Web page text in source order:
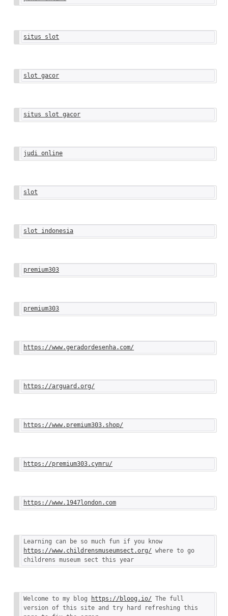
situs slot
slot gacor
situs slot gacor
judi online
slot
slot indonesia
premium303
premium303
https://www.geradordesenha.com/
https://arguard.org/
https://www.premium303.shop/
https://premium303.cymru/
https://www.1947london.com
https://www.childrensmuseumsect.org/ where to go
childrens museum sect this year
Welcome to my blog https://bloog.io/ The full
version of this site and try hard refreshing this